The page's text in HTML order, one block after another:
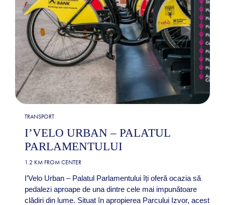
TRANSPORT
I’VELO URBAN – PALATUL
PARLAMENTULUI
1.2 KM FROM CENTER
I’Velo Urban – Palatul Parlamentului îți oferă ocazia să
pedalezi aproape de una dintre cele mai impunătoare
clădiri din lume. Situat în apropierea Parcului Izvor, acest